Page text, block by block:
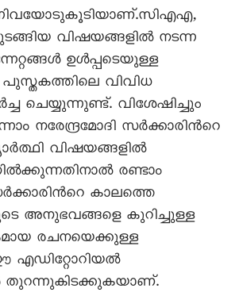
വിഷയങ്ങളില്‍ നടന്ന
ഉള്‍പ്പടെയുള്ള
വിവിധ
ചെയ്യുന്നുണ്ട്. വിശേഷിച്ചും
നരേന്ദ്രമോദി സര്‍ക്കാരിന്‍റെ
വിഷയങ്ങളില്‍
രണ്ടാം
കാലത്തെ
അനുഭവങ്ങളെ കുറിച്ചുള്ള
രചനയെക്കുള്ള
എഡിറ്റോറിയല്‍
തുറന്നുകിടക്കുകയാണ്.